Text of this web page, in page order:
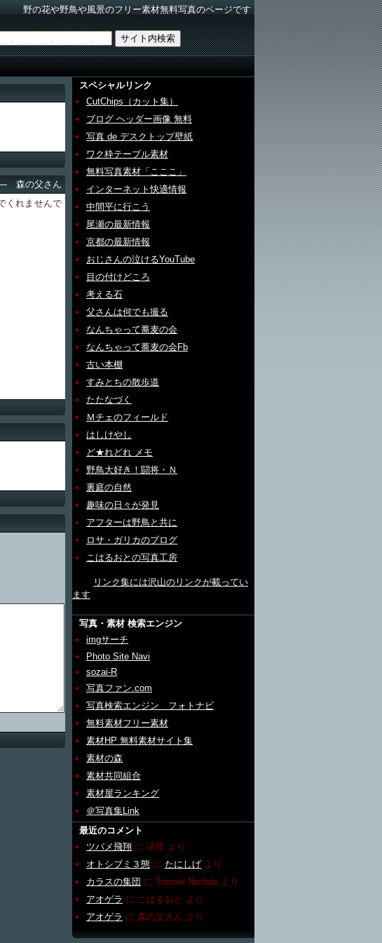
野の花や野鳥や風景のフリー素材無料写真のページです
森の父さん
くれませんで
スペシャルリンク
CutChips（カット集）
ブログ ヘッダー画像 無料
写真 de デスクトップ壁紙
ワク枠テーブル素材
無料写真素材「こここ」
インターネット快適情報
中間平に行こう
尾瀬の最新情報
京都の最新情報
おじさんの泣けるYouTube
目の付けどころ
考える石
父さんは何でも撮る
なんちゃって蕎麦の会
なんちゃって蕎麦の会Fb
古い本棚
すみとちの散歩道
たたなづく
Ｍチェのフィールド
はしけやし
ど★れどれ メモ
野鳥大好き！闘将・Ｎ
裏庭の自然
趣味の日々が発見
アフターは野鳥と共に
ロサ・ガリカのブログ
こはるおとの写真工房
リンク集には沢山のリンクが載ってい
ます
写真・素材 検索エンジン
imgサーチ
Photo Site Navi
sozai-R
写真ファン.com
写真検索エンジン フォトナビ
無料素材フリー素材
素材HP 無料素材サイト集
素材の森
素材共同組合
素材屋ランキング
＠写真集Link
最近のコメント
ツバメ飛翔 に 諸星 より
オトシブミ３態 に たにしげ より
カラスの集団 に Tomoki Nishida より
アオゲラ に こはるおと より
アオゲラ に 森の父さん より